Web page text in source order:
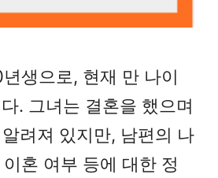
생으로, 현재 만 나이
. 그녀는 결혼을 했으며
려져 있지만, 남편의 나
혼 여부 등에 대한 정